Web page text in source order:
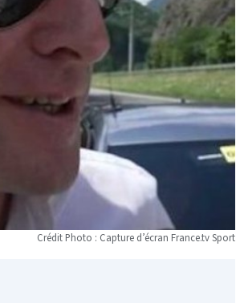
Crédit Photo : Capture d’écran France.tv Sport